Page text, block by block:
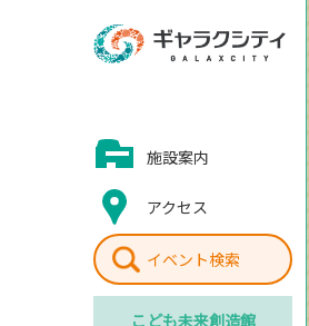
施設案内
アクセス
イベント検索
こども未来創造館